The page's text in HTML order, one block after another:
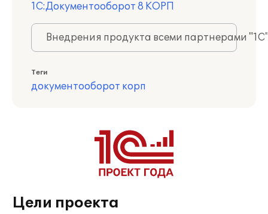
1С:Документооборот 8 КОРП
Внедрения продукта всеми партнерами
Теги
документооборот корп
Цели проекта